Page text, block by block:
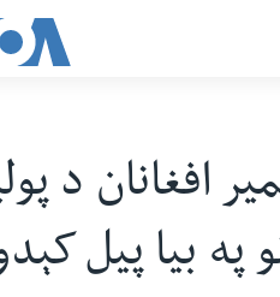
افغانان د
په بیا پیل